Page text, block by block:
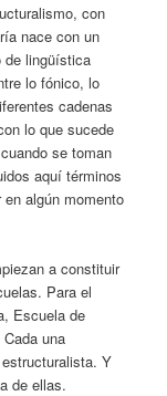
con
nace con un
de lingüística
lo fónico, lo
cadenas
lo que sucede
se toman
aquí términos
algún momento
a constituir
Para el
Escuela de
una
Y
de ellas.